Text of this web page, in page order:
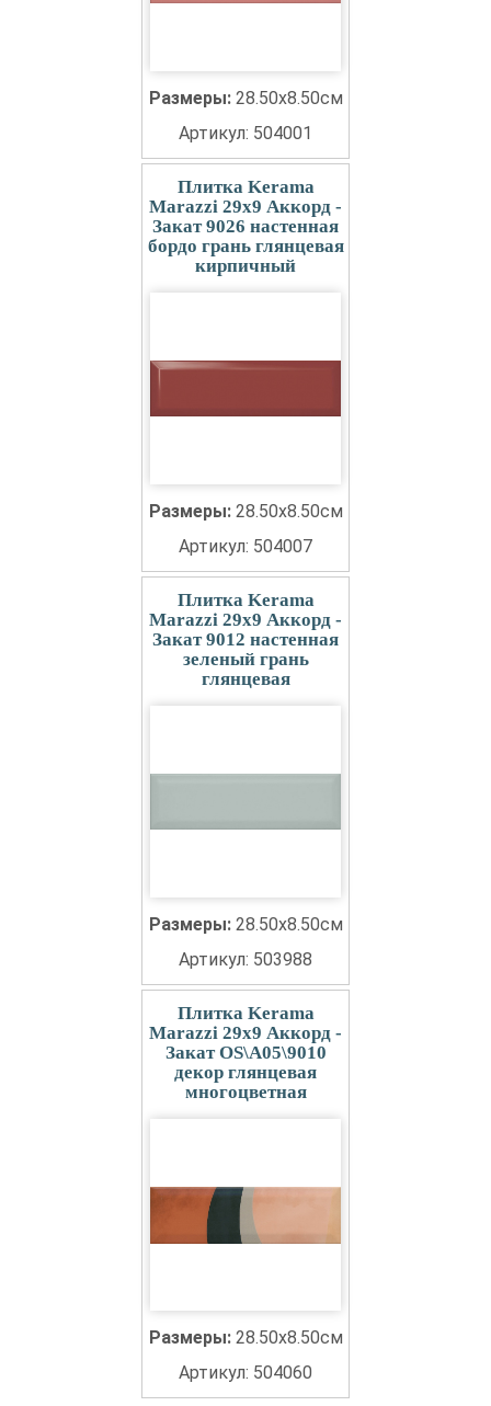
Размеры: 28.50x8.50см
Артикул: 504001
Плитка Kerama
Marazzi 29x9 Аккорд -
Закат 9026 настенная
бордо грань глянцевая
кирпичный
Размеры: 28.50x8.50см
Артикул: 504007
Плитка Kerama
Marazzi 29x9 Аккорд -
Закат 9012 настенная
зеленый грань
глянцевая
Размеры: 28.50x8.50см
Артикул: 503988
Плитка Kerama
Marazzi 29x9 Аккорд -
Закат OS\A05\9010
декор глянцевая
многоцветная
Размеры: 28.50x8.50см
Артикул: 504060